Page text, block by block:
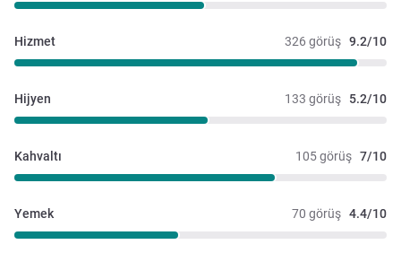
326 görüş 9.2/10
Hizmet
133 görüş 5.2/10
Hijyen
105 görüş 7/10
Kahvaltı
70 görüş 4.4/10
Yemek